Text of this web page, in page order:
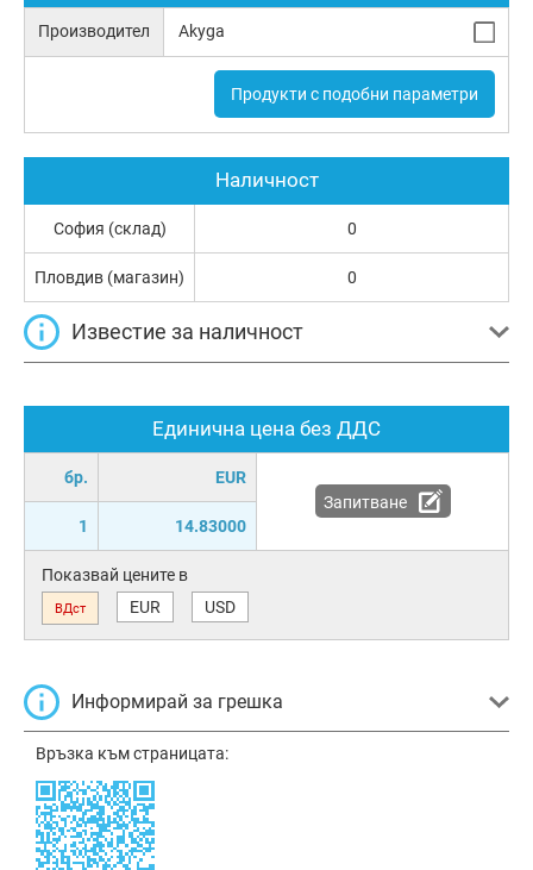
Производител Akyga
Продукти с подобни параметри
Единична цена без ДДС
бр. EUR
1 14.83000
Запитване
Показвай цените в
ВДст EUR USD
Информирай за грешка
Връзка към страницата:
Наличност
София (склад) 0
Пловдив (магазин) 0
Известие за наличност